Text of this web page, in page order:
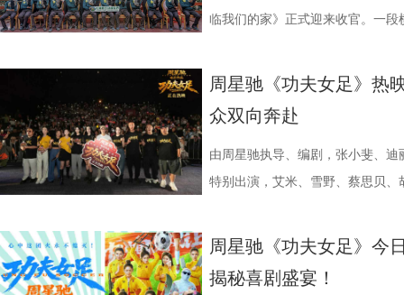
视频《一站到底·少年季》第二季
质文学IP在盐城落地转化，实现“
配套体系。 多方联动：共筑影视
场，江苏世纪新城集团、中子星
议，此举标志着三方将在剧本开
构建可持续发展的影视产业生态
要取景地，通过影像语言展现盐
张楚、老藤等业内大咖，围绕“什
“造梦”的乐趣。 梦的乐园不止光
活烟火气的沉浸式体验。「特色
律互动中点燃欢乐氛围。「全城
动，让光影之美成为点亮常熟的
限公司、常熟市人民政府主办，
传部、常熟高新技术产业开发区
击、连奏凯歌吗？ 常州摇身一变
届亚军南通队，而且最近三场比
下来常州队将迎来“魔鬼”赛程，
队、无锡队和苏州队，稍有不慎
终保持着很清醒的认识。“今年各
心态，一场场打、一场场做准备
卫视、ai荔枝《江苏超会玩》，悬
无法逃脱的恐怖轮回——她必须反
陆内地影院。相比电脑与手机屏
一次命运轮回的开启，都将在影
验 限定周边引爆收藏热情 首映礼
雾海面”——血色海面上的巨轮正驶
位蒙面版“杰丝”穿梭于人群之间
邮轮甲板之上，脚下猩红海面如
后，却暗藏健康危机，四人一路
座”，一句“我有时候也会”瞬间把
边学边练，陈妍希却忍不住笑称：
年团开启“肾气大测评” 新师父刘
率先开启。夏之光意外获评“夯中
号？刘兰英师父带领国医少年团
趣的互动中，大家也对肾脏健康
临我们的家》正式迎来收官。一
爱的考拉、动人的保育故事与专
松弛日常 整部纪录片没有戏剧化
生活，把独一份的“软萌治愈”送
拉明星天团：自带贵公子气质、
席睡眠官笑哥； 当年四处示爱、
日常； 还有黏着妈妈不肯独立的“
周星驰《功夫女足》热
众双向奔赴
由周星驰执导、编剧，张小斐、
特别出演，艾米、雪野、蔡思贝
周星驰《功夫女足》今
揭秘喜剧盛宴！